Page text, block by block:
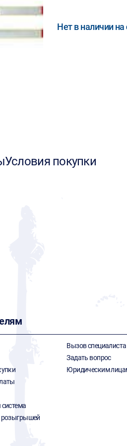
Нет в наличии на
Условия покупки
розыгрышей
Вызов
Задать вопрос
Юридическим